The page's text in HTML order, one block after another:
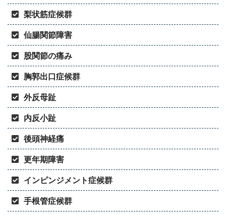
梨状筋症候群
仙腸関節障害
股関節の痛み
胸郭出口症候群
外反母趾
内反小趾
後頭神経痛
更年期障害
インピンジメント症候群
手根管症候群